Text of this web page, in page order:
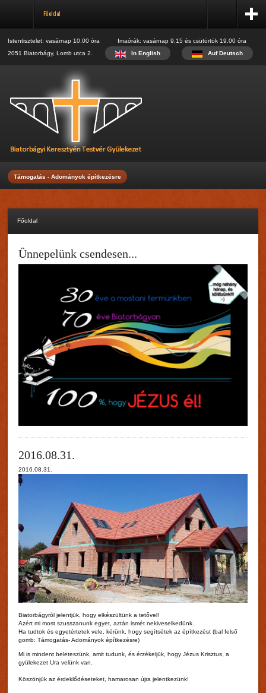
Főoldal
Májusi beszámoló
Júniusi beszámoló
Július
Szeptember
Október
Ifi találkozó
Regisztráció
Name:
Username:
E-mail:
Verify E-mail:
Verify Password:
Fields marked with an asterisk (*) are required.
Register
Privacy policy*
Istentisztelet: vasárnap 10.00 óra Imaórák: vasárnap 9.15 és csütörtök 19.00 óra
2051 Biatorbágy, Lomb utca 2.
In English Auf Deutsch
Támogatás - Adományok építkezésre
Főoldal
Ünnepelünk csendesen...
2016.08.31.
2016.08.31.
Biatorbágyról jelentjük, hogy elkészültünk a tetővel!
Azért mi most szusszanunk egyet, aztán ismét nekiveselkedünk.
Ha tudtok és egyetértetek vele, kérünk, hogy segítsétek az építkezést (bal felső
gomb: Támogatás- Adományok építkezésre)
Mi is mindent beleteszünk, amit tudunk, és érzékeljük, hogy Jézus Krisztus, a
gyülekezet Ura velünk van.
Köszönjük az érdeklődéseteket, hamarosan újra jelentkezünk!